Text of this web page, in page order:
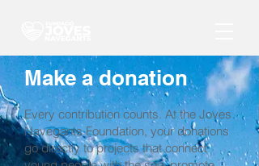
Make a donation
Every contribution counts. At the Joves
Navegants Foundation, your donations
go directly to projects that connect